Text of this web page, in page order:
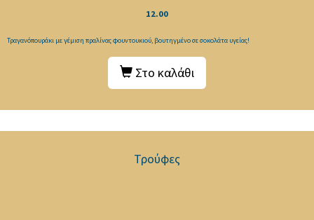
12.00
Τραγανόπουράκι με γέμιση πραλίνας φουντουκιού, βουτηγμένο σε σοκολάτα υγείας!
Στο καλάθι
Τρούφες